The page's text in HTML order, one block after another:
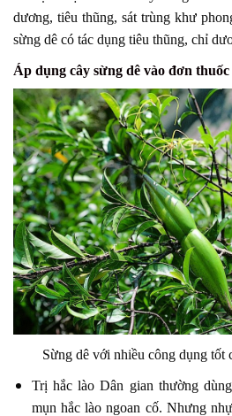
dương, tiêu thũng, sát trùng khư
sừng dê có tác dụng tiêu thũng, chỉ
Áp dụng cây sừng dê vào đơn
Sừng dê với nhiều công dụng tốt
Trị hắc lào Dân gian thường
mụn hắc lào ngoan cố. Nhưng